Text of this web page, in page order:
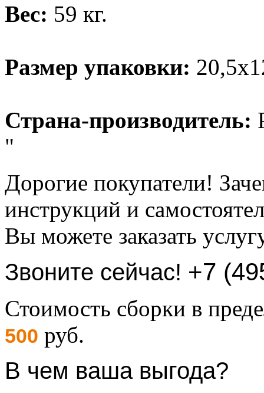
Вес: 59 кг.
Размер упаковки:
Страна-производитель:
"
Дорогие покупатели!
инструкций и
Вы можете заказать
Звоните сейчас! +7
Стоимость сборки в
500 руб.
В чем ваша выгода?